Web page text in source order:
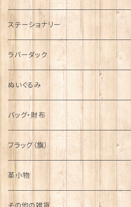
運動＆人物
シンボル
ステーショナリー
ラバーダック
ぬいぐるみ
バッグ・財布
フラッグ（旗）
革小物